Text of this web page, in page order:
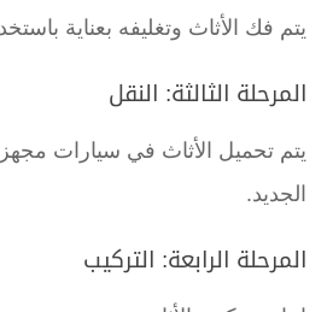
يتم فك الأثاث وتغليفه بعناية
المرحلة الثالثة: النقل
يتم تحميل الأثاث في سيارات
الجديد.
المرحلة الرابعة: التركيب